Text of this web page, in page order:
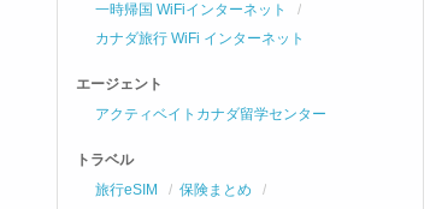
一時帰国 WiFiインターネット
カナダ旅行 WiFi インターネット
エージェント
アクティベイトカナダ留学センター
トラベル
旅行eSIM
保険まとめ